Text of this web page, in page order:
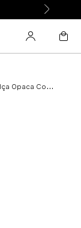
Berloques Multicoloridos - Preto